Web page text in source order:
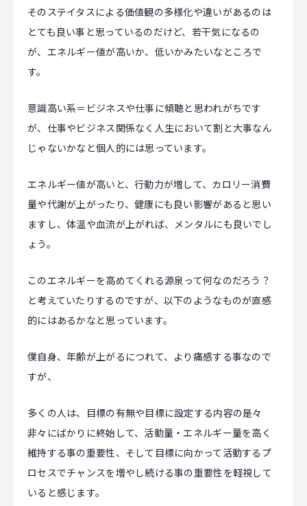
そのステイタスによる価値観の多様化や違いがあるのは
とても良い事と思っているのだけど、若干気になるの
が、エネルギー値が高いか、低いかみたいなところで
す。
意識高い系＝ビジネスや仕事に傾聴と思われがちです
が、仕事やビジネス関係なく人生において割と大事なん
じゃないかなと個人的には思っています。
エネルギー値が高いと、行動力が増して、カロリー消費
量や代謝が上がったり、健康にも良い影響があると思い
ますし、体温や血流が上がれば、メンタルにも良いでし
ょう。
このエネルギーを高めてくれる源泉って何なのだろう？
と考えていたりするのですが、以下のようなものが直感
的にはあるかなと思っています。
僕自身、年齢が上がるにつれて、より痛感する事なので
すが、
多くの人は、目標の有無や目標に設定する内容の是々
非々にばかりに終始して、活動量・エネルギー量を高く
維持する事の重要性、そして目標に向かって活動するプ
ロセスでチャンスを増やし続ける事の重要性を軽視して
いると感じます。